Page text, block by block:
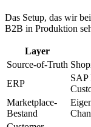
Das Setup, das wir
B2B in Produktion
Layer
Source-of-Truth
ERP
SAP
Marketplace-
Bestand